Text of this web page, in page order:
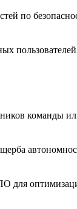
по
команды
для